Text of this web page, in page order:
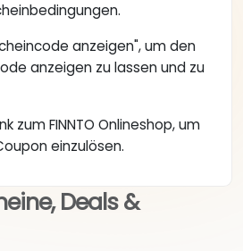
anzeigen", um den
anzeigen zu lassen und zu
zum FINNTO Onlineshop, um
einzulösen.
Deals &